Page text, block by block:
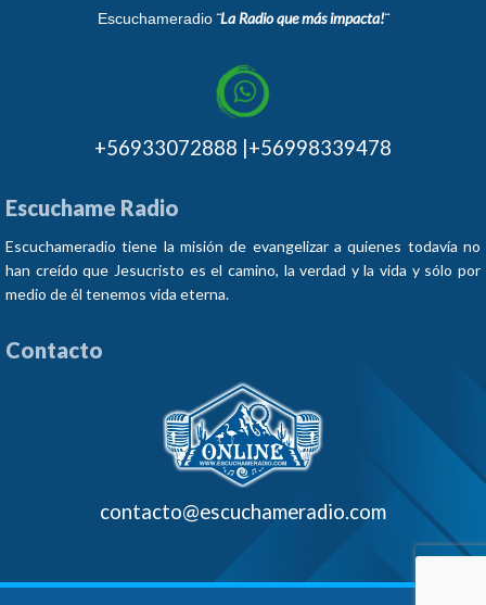
Escuchameradio¨La Radio que más impacta!¨
+56933072888 |+56998339478
Escuchame Radio
Escuchameradio tiene la misión de evangelizar a quienes todavía no
han creído que Jesucristo es el camino, la verdad y la vida y sólo por
medio de él tenemos vida eterna.
Contacto
contacto@escuchameradio.com